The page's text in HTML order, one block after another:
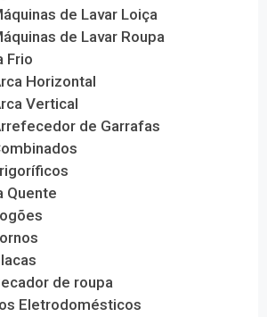
de Lavar Loiça
de Lavar Roupa
Frio
Horizontal
Vertical
de Garrafas
Quente
de roupa
Eletrodomésticos